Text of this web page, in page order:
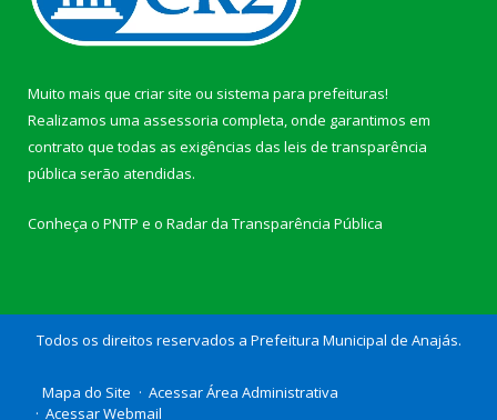
Muito mais que criar site ou sistema para prefeituras!
Realizamos uma assessoria completa, onde garantimos em
contrato que todas as exigências das leis de transparência
pública serão atendidas.
Conheça o PNTP e o Radar da Transparência Pública
Todos os direitos reservados a Prefeitura Municipal de Anajás.
Mapa do Site
Acessar Área Administrativa
Acessar Webmail